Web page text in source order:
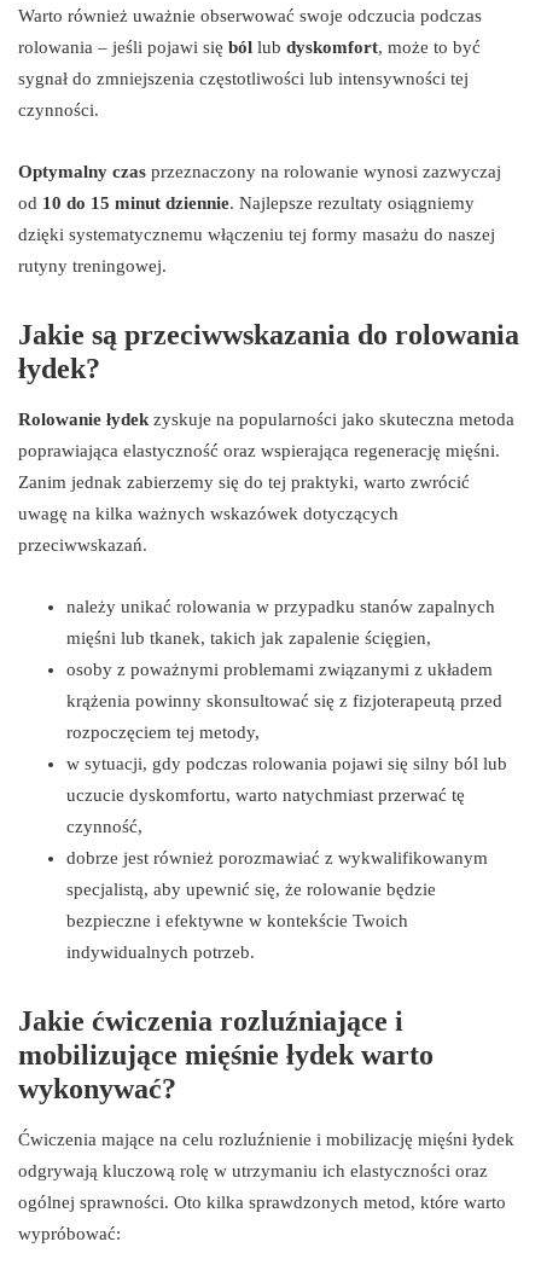
Warto również uważnie obserwować swoje odczucia podczas
rolowania – jeśli pojawi się ból lub dyskomfort, może to być
sygnał do zmniejszenia częstotliwości lub intensywności tej
czynności.
Optymalny czas przeznaczony na rolowanie wynosi zazwyczaj
od 10 do 15 minut dziennie. Najlepsze rezultaty osiągniemy
dzięki systematycznemu włączeniu tej formy masażu do naszej
rutyny treningowej.
Jakie są przeciwwskazania do rolowania
łydek?
Rolowanie łydek zyskuje na popularności jako skuteczna metoda
poprawiająca elastyczność oraz wspierająca regenerację mięśni.
Zanim jednak zabierzemy się do tej praktyki, warto zwrócić
uwagę na kilka ważnych wskazówek dotyczących
przeciwwskazań.
należy unikać rolowania w przypadku stanów zapalnych
mięśni lub tkanek, takich jak zapalenie ścięgien,
osoby z poważnymi problemami związanymi z układem
krążenia powinny skonsultować się z fizjoterapeutą przed
rozpoczęciem tej metody,
w sytuacji, gdy podczas rolowania pojawi się silny ból lub
uczucie dyskomfortu, warto natychmiast przerwać tę
czynność,
dobrze jest również porozmawiać z wykwalifikowanym
specjalistą, aby upewnić się, że rolowanie będzie
bezpieczne i efektywne w kontekście Twoich
indywidualnych potrzeb.
Jakie ćwiczenia rozluźniające i
mobilizujące mięśnie łydek warto
wykonywać?
Ćwiczenia mające na celu rozluźnienie i mobilizację mięśni łydek
odgrywają kluczową rolę w utrzymaniu ich elastyczności oraz
ogólnej sprawności. Oto kilka sprawdzonych metod, które warto
wypróbować: